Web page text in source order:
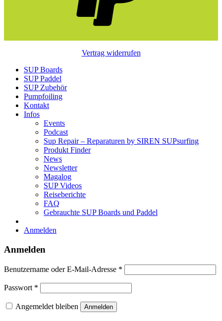
Vertrag widerrufen
SUP Boards
SUP Paddel
SUP Zubehör
Pumpfoiling
Kontakt
Infos
Events
Podcast
Sup Repair – Reparaturen by SIREN SUPsurfing
Produkt Finder
News
Newsletter
Magalog
SUP Videos
Reiseberichte
FAQ
Gebrauchte SUP Boards und Paddel
Anmelden
Anmelden
Benutzername oder E-Mail-Adresse *
Passwort *
Angemeldet bleiben Anmelden